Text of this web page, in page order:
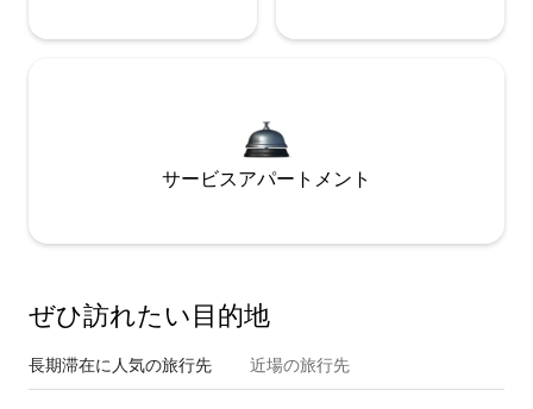
サービスアパートメント
ぜひ訪⁠れ⁠た⁠い目⁠的⁠地
長期滞在に人気の旅行先 近場の旅行先